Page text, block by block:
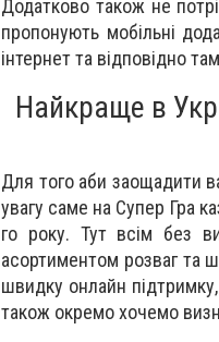
Додатково також не
пропонують мобільні
інтернет та відповідно
Найкраще в
Для того аби заощадити
увагу саме на Супер Гра
го року. Тут всім без
асортиментом розваг та
швидку онлайн
також окремо хочемо